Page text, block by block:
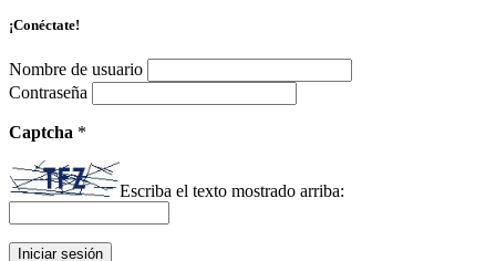
¡Conéctate!
Nombre de usuario
Contraseña
Captcha *
Escriba el texto mostrado arriba: